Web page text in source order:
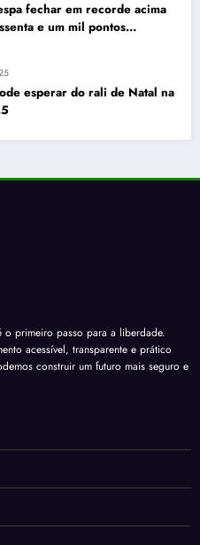
fechar em recorde acima
e um mil pontos
esperar do rali de Natal na
o primeiro passo para a liberdade.
acessível, transparente e prático
construir um futuro mais seguro e